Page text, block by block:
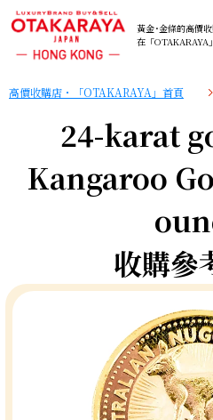
黃金･金條的高價
在「OTAKARAYA」
高價收購店・「OTAKARAYA」首頁
24-karat
Kangaroo
收購參